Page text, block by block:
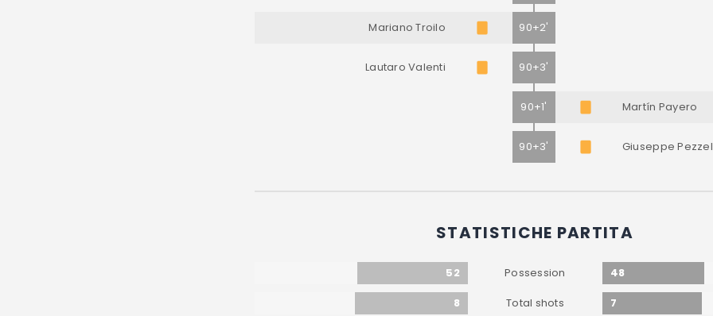
Mariano Troilo 90+2'
Lautaro Valenti 90+3'
90+1' Martín Payero
90+3' Giuseppe
STATISTICHE PARTITA
52 Possession
48
8
Total shots
7